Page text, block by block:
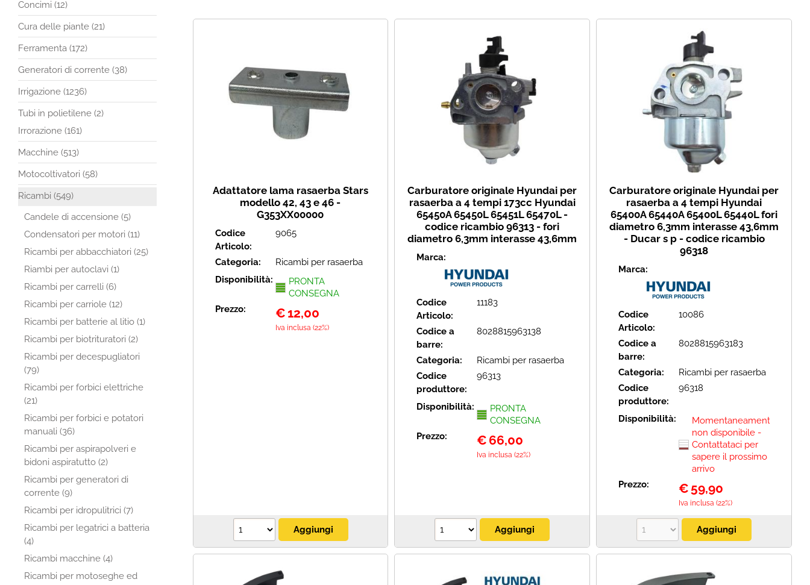
Concimi (12)
Cura delle piante (21)
Ferramenta (172)
Generatori di corrente (38)
Irrigazione (1236)
Tubi in polietilene (2)
Irrorazione (161)
Macchine (513)
Motocoltivatori (58)
Ricambi (549)
Candele di accensione (5)
Condensatori per motori (11)
Ricambi per abbacchiatori (25)
Riambi per autoclavi (1)
Ricambi per carrelli (6)
Ricambi per carriole (12)
Ricambi per batterie al litio (1)
Ricambi per biotrituratori (2)
Ricambi per decespugliatori
(79)
Ricambi per forbici elettriche
(21)
Ricambi per forbici e potatori
manuali (36)
Ricambi per aspirapolveri e
bidoni aspiratutto (2)
Ricambi per generatori di
corrente (9)
Ricambi per idropulitrici (7)
Ricambi per legatrici a batteria
(4)
Ricambi macchine (4)
Ricambi per motoseghe ed
Adattatore lama rasaerba Stars
modello 42, 43 e 46 -
G353XX00000
Codice
Articolo:
9065
Categoria:
Ricambi per rasaerba
Disponibilità:
PRONTA
CONSEGNA
Prezzo:
€ 12,00
Iva inclusa (22%)
Carburatore originale Hyundai per
rasaerba a 4 tempi 173cc Hyundai
65450A 65450L 65451L 65470L -
codice ricambio 96313 - fori
diametro 6,3mm interasse 43,6mm
Marca:
Codice
Articolo:
11183
Codice a
barre:
8028815963138
Categoria:
Ricambi per rasaerba
Codice
produttore:
96313
Disponibilità:
PRONTA
CONSEGNA
Prezzo:
€ 66,00
Iva inclusa (22%)
Carburatore originale Hyundai per
rasaerba a 4 tempi Hyundai
65400A 65440A 65400L 65440L fori
diametro 6,3mm interasse 43,6mm
- Ducar s p - codice ricambio
96318
Marca:
Codice
Articolo:
10086
Codice a
barre:
8028815963183
Categoria:
Ricambi per rasaerba
Codice
produttore:
96318
Disponibilità:
Momentaneamente
non disponibile -
Contattataci per
sapere il prossimo
arrivo
Prezzo:
€ 59,90
Iva inclusa (22%)